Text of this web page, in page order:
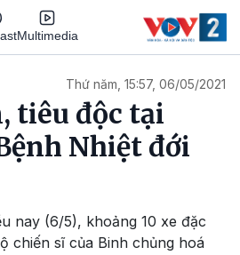
Multimedia
Thứ năm, 15:57, 06/05/2021
tiêu độc tại
Nhiệt đới
nay (6/5), khoảng 10 xe đặc
chiến sĩ của Binh chủng hoá